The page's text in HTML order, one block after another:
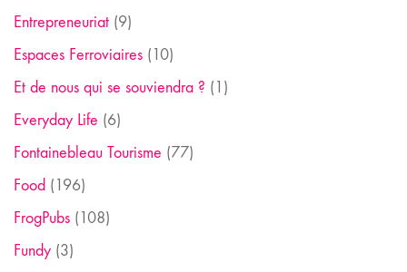
Entrepreneuriat (9)
Espaces Ferroviaires (10)
Et de nous qui se souviendra ? (1)
Everyday Life (6)
Fontainebleau Tourisme (77)
Food (196)
FrogPubs (108)
Fundy (3)